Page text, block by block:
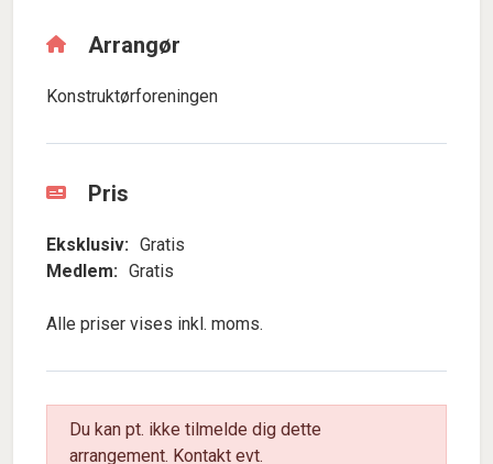
Arrangør
Konstruktørforeningen
Pris
Eksklusiv: Gratis
Medlem: Gratis
Alle priser vises inkl. moms.
Du kan pt. ikke tilmelde dig dette
arrangement. Kontakt evt.